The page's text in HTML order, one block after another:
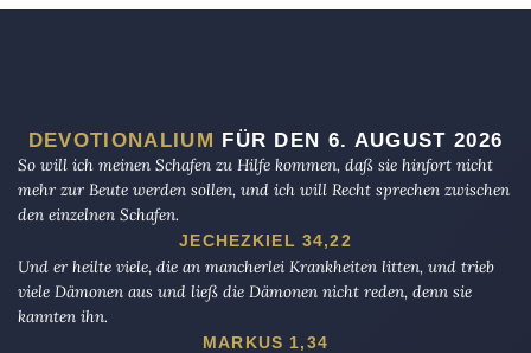
DEVOTIONALIUM FÜR DEN 6. AUGUST 2026
So will ich meinen Schafen zu Hilfe kommen, daß sie hinfort nicht
mehr zur Beute werden sollen, und ich will Recht sprechen zwischen
den einzelnen Schafen.
JECHEZKIEL 34,22
Und er heilte viele, die an mancherlei Krankheiten litten, und trieb
viele Dämonen aus und ließ die Dämonen nicht reden, denn sie
kannten ihn.
MARKUS 1,34